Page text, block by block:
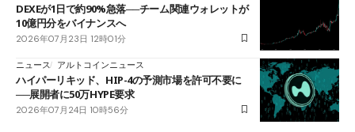
DEXEが1日で約90%急落──チーム関連ウォレットが
10億円分をバイナンスへ
2026年07月23日 12時01分
ニュース アルトコインニュース
ハイパーリキッド、HIP-4の予測市場を許可不要に
──展開者に50万HYPE要求
2026年07月24日 10時56分